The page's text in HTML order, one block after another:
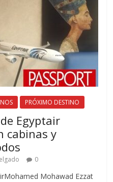
PRÓXIMO DESTINO
Egyptair
cabinas y
0
Mohawad Ezzat